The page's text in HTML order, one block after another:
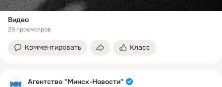
Видео
29 просмотров
Комментировать Класс
Агентство "Минск-Новости"